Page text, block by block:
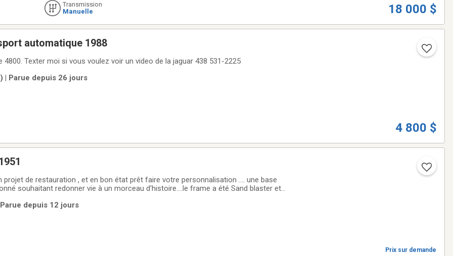
Transmission
Manuelle
18 000 $
Jaguar jxs v12 sport automatique 1988
Doit vendre fonctionne 4800. Texter moi si vous voulez voir un video de la jaguar 438 531-2225
| Parue depuis 26 jours
4 800 $
projet de restauration , et en bon état prêt faire votre personnalisation .... une base
souhaitant redonner vie à un morceau d'histoire....le frame a été Sand blaster et
depuis 12 jours
Prix sur demande